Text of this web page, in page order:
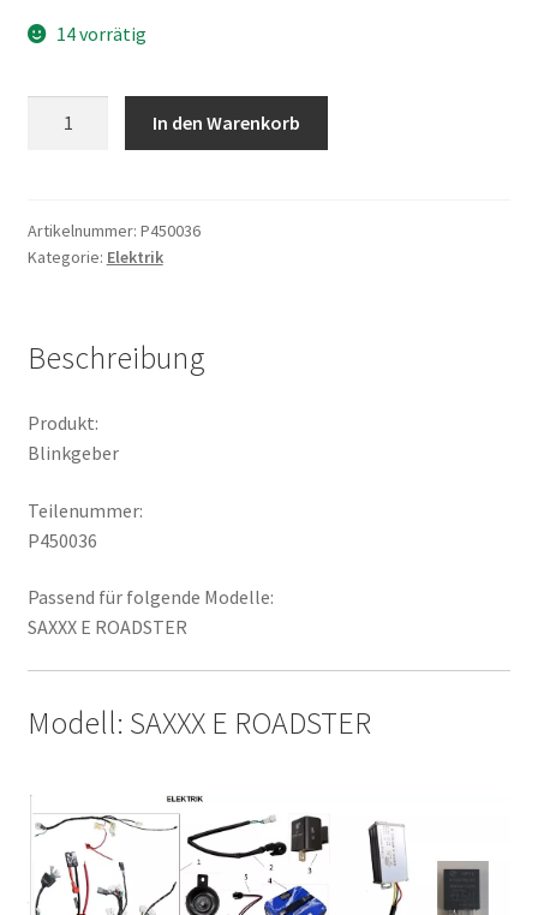
14 vorrätig
In den Warenkorb
Artikelnummer: P450036
Kategorie: Elektrik
Beschreibung
Produkt:
Blinkgeber
Teilenummer:
P450036
Passend für folgende Modelle:
SAXXX E ROADSTER
Modell: SAXXX E ROADSTER